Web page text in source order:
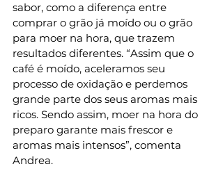
sabor, como a diferença entre
comprar o grão já moído ou o grão
para moer na hora, que trazem
resultados diferentes. “Assim que o
café é moído, aceleramos seu
processo de oxidação e perdemos
grande parte dos seus aromas mais
ricos. Sendo assim, moer na hora do
preparo garante mais frescor e
aromas mais intensos”, comenta
Andrea.